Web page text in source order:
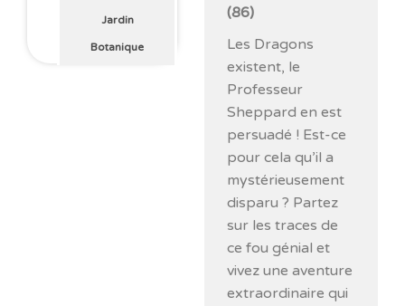
Jardin
Botanique
(86)
Les Dragons
existent, le
Professeur
Sheppard en est
persuadé ! Est-ce
pour cela qu’il a
mystérieusement
disparu ? Partez
sur les traces de
ce fou génial et
vivez une aventure
extraordinaire qui